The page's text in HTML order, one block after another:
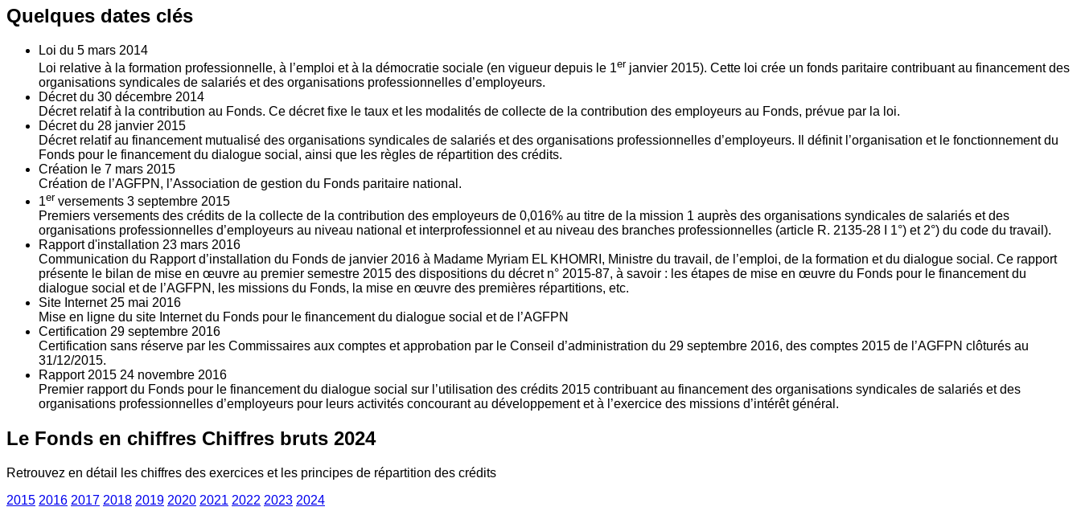
Quelques dates clés
Loi du 5 mars 2014
Loi relative à la formation professionnelle, à l’emploi et à la démocratie sociale (en vigueur depuis le 1er janvier 2015). Cette loi crée un fonds paritaire contribuant au financement des
organisations syndicales de salariés et des organisations professionnelles d’employeurs.
Décret du 30 décembre 2014
Décret relatif à la contribution au Fonds. Ce décret fixe le taux et les modalités de collecte de la contribution des employeurs au Fonds, prévue par la loi.
Décret du 28 janvier 2015
Décret relatif au financement mutualisé des organisations syndicales de salariés et des organisations professionnelles d’employeurs. Il définit l’organisation et le fonctionnement du
Fonds pour le financement du dialogue social, ainsi que les règles de répartition des crédits.
Création le 7 mars 2015
Création de l’AGFPN, l’Association de gestion du Fonds paritaire national.
1er versements 3 septembre 2015
Premiers versements des crédits de la collecte de la contribution des employeurs de 0,016% au titre de la mission 1 auprès des organisations syndicales de salariés et des
organisations professionnelles d’employeurs au niveau national et interprofessionnel et au niveau des branches professionnelles (article R. 2135‐28 I 1°) et 2°) du code du travail).
Rapport d'installation 23 mars 2016
Communication du Rapport d’installation du Fonds de janvier 2016 à Madame Myriam EL KHOMRI, Ministre du travail, de l’emploi, de la formation et du dialogue social. Ce rapport
présente le bilan de mise en œuvre au premier semestre 2015 des dispositions du décret n° 2015-87, à savoir : les étapes de mise en œuvre du Fonds pour le financement du
dialogue social et de l’AGFPN, les missions du Fonds, la mise en œuvre des premières répartitions, etc.
Site Internet 25 mai 2016
Mise en ligne du site Internet du Fonds pour le financement du dialogue social et de l’AGFPN
Certification 29 septembre 2016
Certification sans réserve par les Commissaires aux comptes et approbation par le Conseil d’administration du 29 septembre 2016, des comptes 2015 de l’AGFPN clôturés au
31/12/2015.
Rapport 2015 24 novembre 2016
Premier rapport du Fonds pour le financement du dialogue social sur l’utilisation des crédits 2015 contribuant au financement des organisations syndicales de salariés et des
organisations professionnelles d’employeurs pour leurs activités concourant au développement et à l’exercice des missions d’intérêt général.
Le Fonds en chiffres Chiffres bruts 2024
Retrouvez en détail les chiffres des exercices et les principes de répartition des crédits
2015 2016 2017 2018 2019 2020 2021 2022 2023 2024